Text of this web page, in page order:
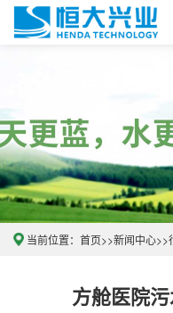
当前位置： 首页>>新闻中心>>
方舱医院